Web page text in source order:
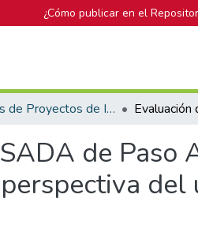
¿Cómo publicar en el
Informes de Proyectos de Investigación
de Paso